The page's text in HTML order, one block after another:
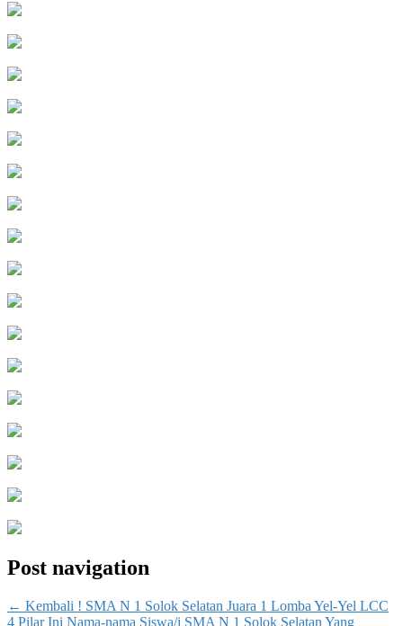
Post navigation
← Kembali ! SMA N 1 Solok Selatan Juara 1 Lomba Yel-Yel LCC
4 Pilar Ini Nama-nama Siswa/i SMA N 1 Solok Selatan Yang